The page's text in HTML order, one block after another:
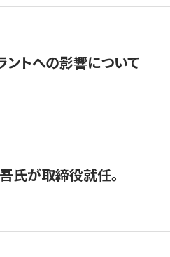
ントへの影響について
氏が取締役就任。